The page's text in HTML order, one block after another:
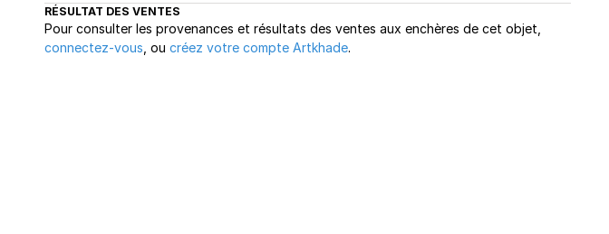
RÉSULTAT DES VENTES
Pour consulter les provenances et résultats des ventes aux enchères de cet objet,
connectez-vous , ou créez votre compte Artkhade.